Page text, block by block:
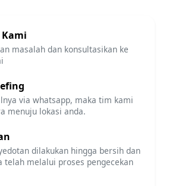
masalah dan konsultasikan ke
via whatsapp, maka tim kami
menuju lokasi anda.
dilakukan hingga bersih dan
telah melalui proses pengecekan